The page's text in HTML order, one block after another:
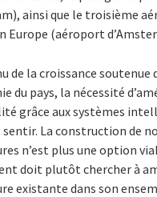
ainsi que le troisième
Europe (aéroport
de la croissance
du pays, la nécessité
grâce aux systèmes
sentir. La construction de
n’est plus une option
doit plutôt chercher à
existante dans son